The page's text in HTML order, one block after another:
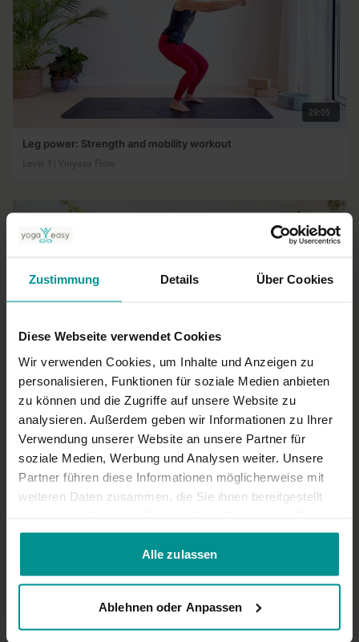
Zustimmung Details Über Cookies
Diese Webseite verwendet Cookies
Wir verwenden Cookies, um Inhalte und Anzeigen zu
personalisieren, Funktionen für soziale Medien anbieten
zu können und die Zugriffe auf unsere Website zu
analysieren. Außerdem geben wir Informationen zu Ihrer
Verwendung unserer Website an unsere Partner für
soziale Medien, Werbung und Analysen weiter. Unsere
Partner führen diese Informationen möglicherweise mit
weiteren Daten zusammen, die Sie ihnen bereitgestellt
gesammelt haben.
Alle zulassen
Ablehnen oder Anpassen
29:05
Leg power: Strength and mobility workout
Level 3 | Vinyasa Flow
Choosing joy
All Levels | Vinyasa Flow
20:34